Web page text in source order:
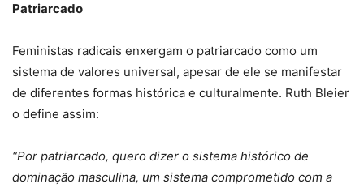
Patriarcado
Feministas radicais enxergam o patriarcado como um
sistema de valores universal, apesar de ele se manifestar
de diferentes formas histórica e culturalmente. Ruth Bleier
o define assim:
“Por patriarcado, quero dizer o sistema histórico de
dominação masculina, um sistema comprometido com a